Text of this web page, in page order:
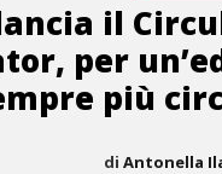
il
per
più
di Antonella